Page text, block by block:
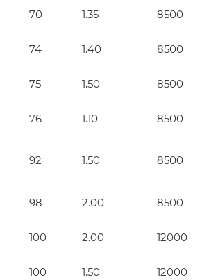
70 1.35 8500
74 1.40 8500
75 1.50 8500
76 1.10 8500
92 1.50 8500
98 2.00 8500
100 2.00 12000
100 1.50 12000